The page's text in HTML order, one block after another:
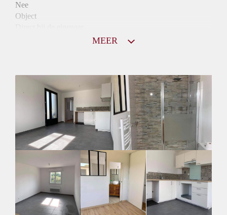
Nee
Object
Huurtoeslag
Mogelijk
Inkomen eis
3,2 X Maandhuur Bruto
Huurtermijn
Onbepaalde termijn
Oplevering
MEER